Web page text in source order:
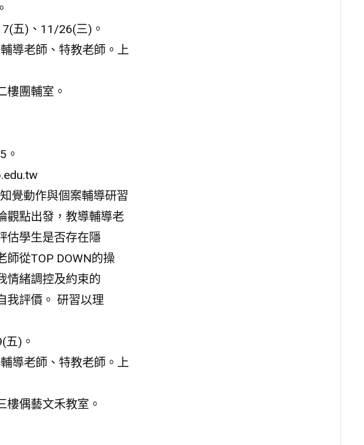
五)、11/26(三)。
導老師、特教老師。上
樓團輔室。
。
覺動作與個案輔導研習
觀點出發，教導輔導老
估學生是否存在隱
師從TOP DOWN的操
情緒調控及約束的
我評價。 研習以理
五)。
導老師、特教老師。上
樓偶藝文禾教室。